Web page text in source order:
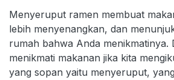
Menyeruput ramen membuat
lebih menyenangkan, dan
rumah bahwa Anda menikmatinya.
menikmati makanan jika kita
yang sopan yaitu menyeruput,